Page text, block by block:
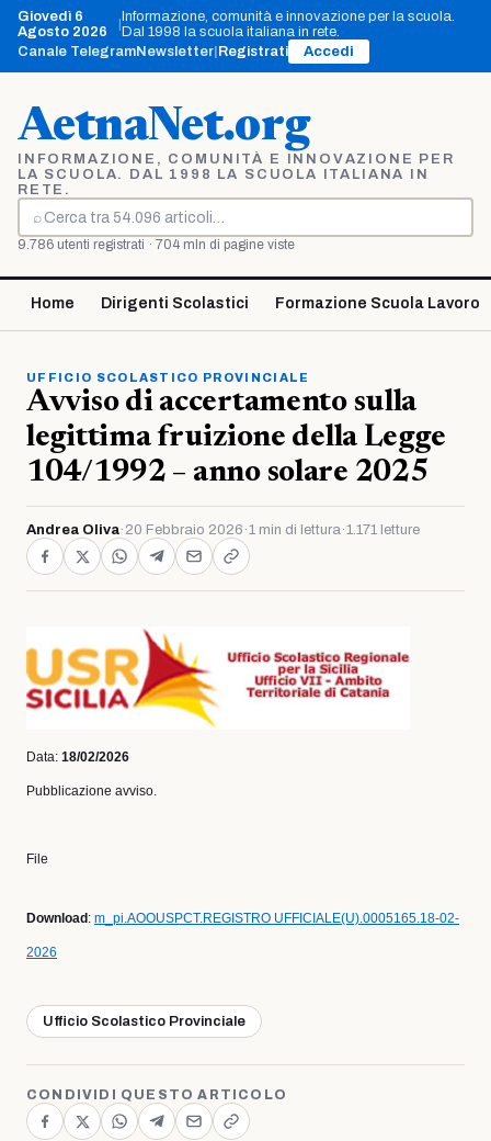
Vai
contenuto
Giovedì 6
Agosto 2026
Informazione, comunità e innovazione per la scuola.
Dal 1998 la scuola italiana in rete.
Canale TelegramNewsletter Registrati Accedi
AetnaNet.org
INFORMAZIONE, COMUNITÀ E INNOVAZIONE PER
LA SCUOLA. DAL 1998 LA SCUOLA ITALIANA IN
RETE.
⌕
Cerca
9.786 utenti registrati · 704 mln di pagine viste
Home Dirigenti Scolastici Formazione Scuola Lavoro
UFFICIO SCOLASTICO PROVINCIALE
Avviso di accertamento sulla
legittima fruizione della Legge
104/1992 – anno solare 2025
Andrea Oliva· 20 Febbraio 2026 ·1 min di lettura·1.171 letture
Data: 18/02/2026
Pubblicazione avviso.
File
Download : m_pi.AOOUSPCT.REGISTRO UFFICIALE(U).0005165.18-02-
2026
Ufficio Scolastico Provinciale
CONDIVIDI QUESTO ARTICOLO